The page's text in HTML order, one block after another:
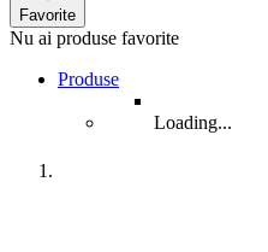
Favorite
Nu ai produse favorite
Produse
Loading...